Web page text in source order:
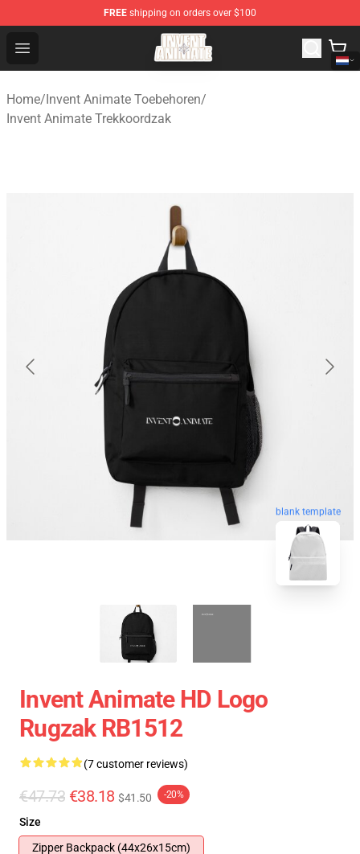
FREE shipping on orders over $100
Open menu
Invent Animate Shop - Official Invent Animate
Home/Invent Animate Toebehoren/
Invent Animate Trekkoordzak
blank template
Invent Animate HD Logo
Rugzak RB1512
(7 customer reviews)
€47.73 €38.18 $41.50 -20%
Size
Zipper Backpack (44x26x15cm)